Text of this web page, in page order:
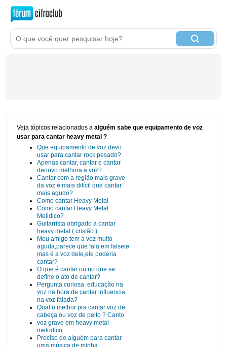
Veja tópicos relacionados a alguém sabe que equipamento de voz
usar para cantar heavy metal ?
Que equipamento de voz devo
usar para cantar rock pesado?
Apenas cantar, cantar e cantar
denovo melhora a voz?
Cantar com a região mais grave
da voz é mais difícil que cantar
mais agudo?
Como cantar Heavy Metal
Como cantar Heavy Metal
Melidico?
Guitarrista obrigado a cantar
heavy metal ( cristão )
Meu amigo tem a voz muito
aguda,parece que fala em falsete
mas é a voz dele,ele poderia
cantar?
O que é cantar ou no que se
define o ato de cantar?
Pergunta curiosa: educação na
voz na hora de cantar influencia
na voz falada?
Qual o melhor pra cantar voz de
cabeça ou voz de peito ? Canto
voz grave em heavy metal
melodico
Preciso de alguém para cantar
uma música de minha